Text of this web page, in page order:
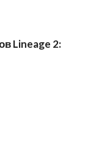
Lineage 2: